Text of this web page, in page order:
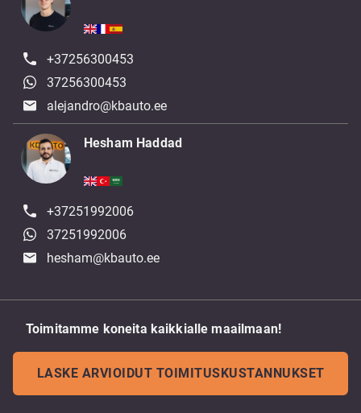
+37256300453
37256300453
alejandro@kbauto.ee
Hesham Haddad
+37251992006
37251992006
hesham@kbauto.ee
Toimitamme koneita kaikkialle maailmaan!
LASKE ARVIOIDUT TOIMITUSKUSTANNUKSET